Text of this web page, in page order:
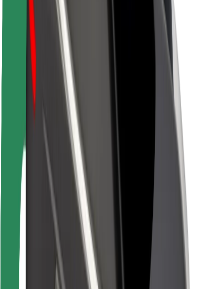
Sürücü təhlükəsizliyi
Skuter təhlükəsizliyi
Təhlükəsizlik Laboratoriyası
Şəhərlər
Məkanlar
Şəhər mühiti üçün həllər
Hava limanları
Bolt enerji doldurma stansiyaları
Sərnişinlər üçün
Sürücülər üçün
Kuryerlər üçün
Avtopark sahibləri üçün
Restoranlar üçün
Biznes üçün Bolt